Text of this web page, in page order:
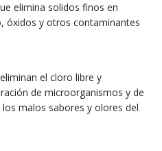
elimina solidos finos en
óxidos y otros contaminantes
el cloro libre y
de microorganismos y de
malos sabores y olores del